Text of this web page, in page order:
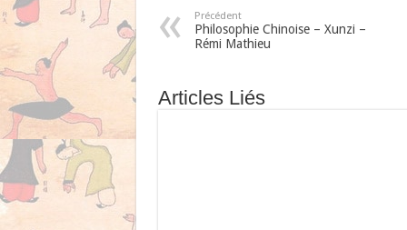
Précédent
Philosophie Chinoise – Xunzi –
Rémi Mathieu
Articles Liés